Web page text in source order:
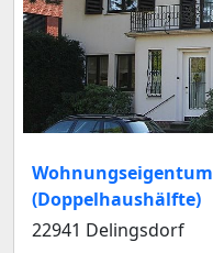
Wohnungseigentum
(Doppelhaushälfte)
22941 Delingsdorf